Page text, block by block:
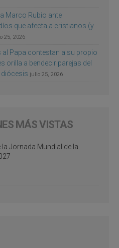
Marco Rubio ante
que afecta a cristianos (y
25, 2026
al Papa contestan a su propio
orilla a bendecir parejas del
julio 25, 2026
MÁS VISTAS
Jornada Mundial de la